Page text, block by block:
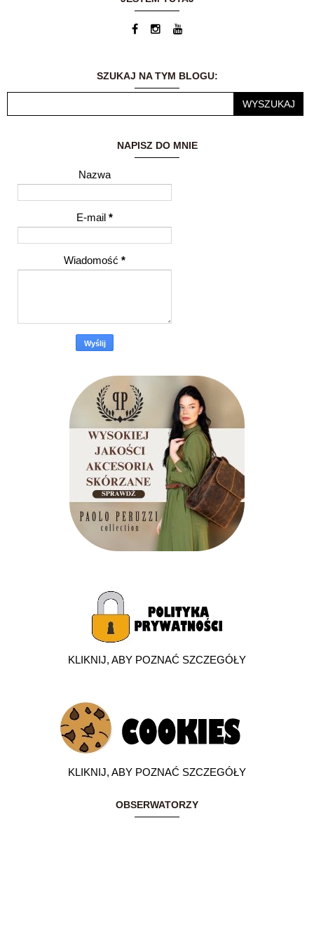
pasją. Możliwość
innymi ludźmi to dla
mnie ogromne
SZUKAJ NA TYM BLOGU:
NAPISZ DO MNIE
Nazwa
E-mail *
Wiadomość *
KLIKNIJ, ABY POZNAĆ SZCZEGÓŁY
KLIKNIJ, ABY POZNAĆ SZCZEGÓŁY
OBSERWATORZY